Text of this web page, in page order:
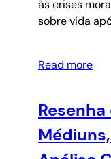
às crises
sobre vida
Read more